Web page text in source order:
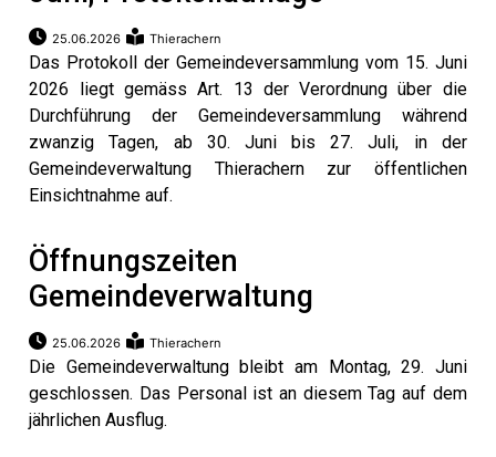
25.06.2026 Thierachern
Das Protokoll der Gemeindeversammlung vom 15. Juni
2026 liegt gemäss Art. 13 der Verordnung über die
Durchführung der Gemeindeversammlung während
zwanzig Tagen, ab 30. Juni bis 27. Juli, in der
Gemeindeverwaltung Thierachern zur öffentlichen
Einsichtnahme auf.
Öffnungszeiten
Gemeindeverwaltung
25.06.2026 Thierachern
Die Gemeindeverwaltung bleibt am Montag, 29. Juni
geschlossen. Das Personal ist an diesem Tag auf dem
jährlichen Ausflug.